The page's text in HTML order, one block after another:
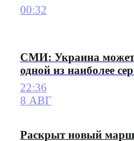
00:32
СМИ: Украина может
одной из наиболее
22:36
8 АВГ
Раскрыт новый